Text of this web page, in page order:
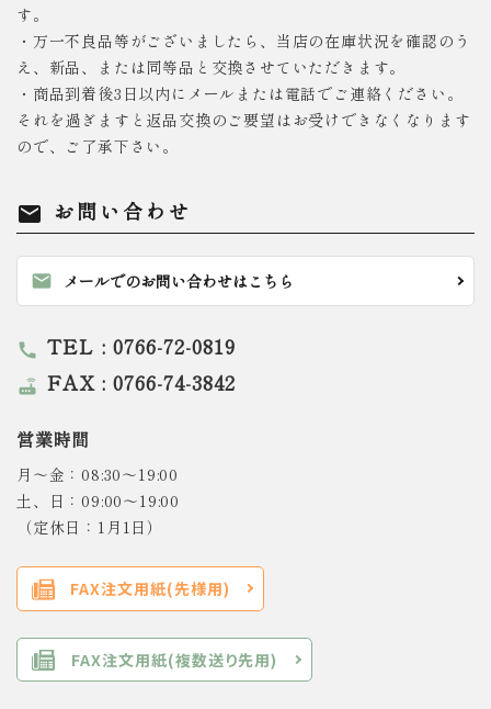
す。
・万一不良品等がございましたら、当店の在庫状況を確認のう
え、新品、または同等品と交換させていただきます。
・商品到着後3日以内にメールまたは電話でご連絡ください。
それを過ぎますと返品交換のご要望はお受けできなくなります
ので、ご了承下さい。
mail お問い合わせ
mail メールでのお問い合わせはこちら
call TEL : 0766-72-0819
router FAX : 0766-74-3842
営業時間
月～金：08:30～19:00
土、日：09:00～19:00
（定休日：1月1日）
FAX注文用紙(先様用)
FAX注文用紙(複数送り先用)